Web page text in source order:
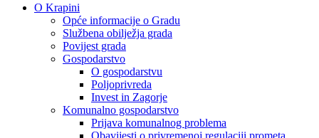
O Krapini
Opće informacije o Gradu
Službena obilježja grada
Povijest grada
Gospodarstvo
O gospodarstvu
Poljoprivreda
Invest in Zagorje
Komunalno gospodarstvo
Prijava komunalnog problema
Obavijesti o privremenoj regulaciji prometa